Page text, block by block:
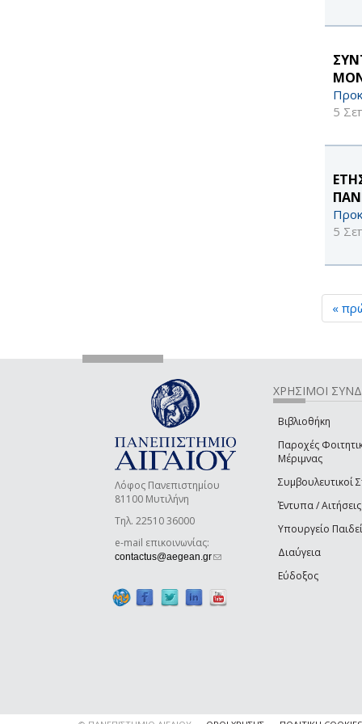
5
5
«
Λόφος Πανεπιστημίου
81100 Μυτιλήνη
Τηλ. 22510 36000
e-mail επικοινωνίας:
contactus@aegean.gr(link sends e-mail)
ΧΡΗΣΙΜΟΙ
Βιβλιοθήκη
Παροχές
Μέριμνας
Συμβουλευτικοί
Έντυπα / Αιτήσεις
Υπουργείο
Διαύγεια
Εύδοξος